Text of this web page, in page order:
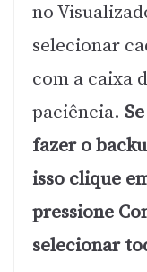
no
selecionar
com a caixa
paciência.
fazer o
isso clique
pressione
selecionar